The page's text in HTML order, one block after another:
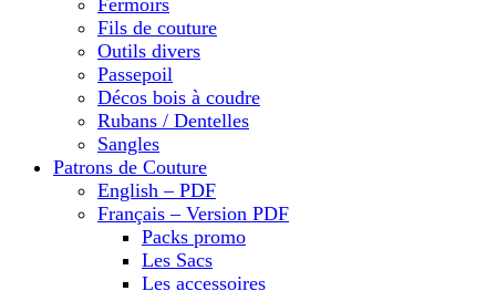
Fermoirs
Fils de couture
Outils divers
Passepoil
Décos bois à coudre
Rubans / Dentelles
Sangles
Patrons de Couture
English – PDF
Français – Version PDF
Packs promo
Les Sacs
Les accessoires